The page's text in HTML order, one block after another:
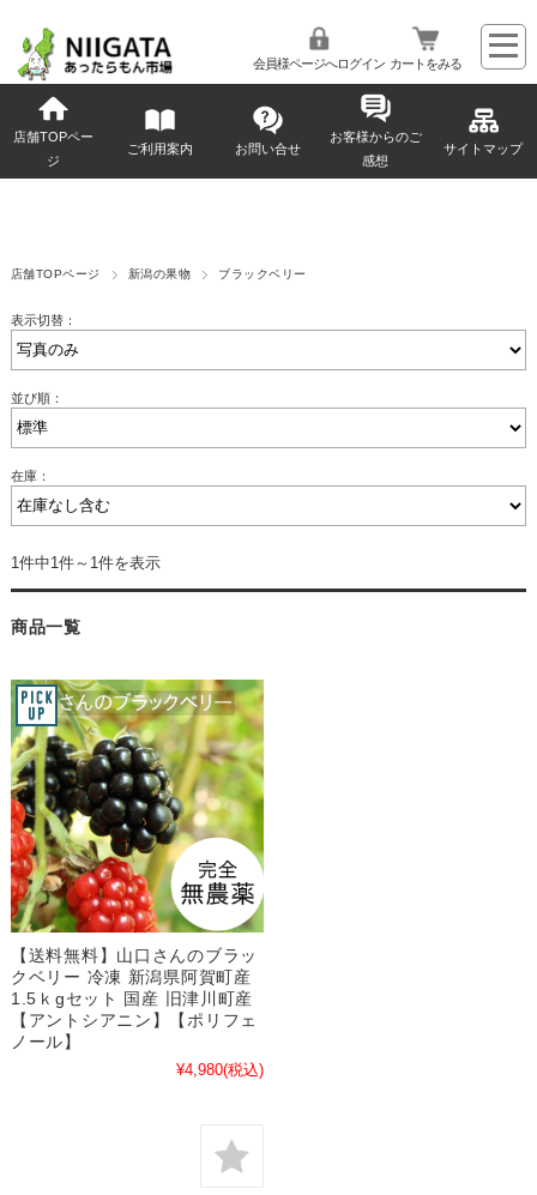
会員様ページへログイン カートをみる
店舗TOPペー
ジ
ご利用案内 お問い合せ
お客様からのご
感想
サイトマップ
店舗TOPページ 新潟の果物 ブラックベリー
表示切替：
並び順：
在庫：
1件中1件～1件を表示
商品一覧
【送料無料】山口さんのブラッ
クベリー 冷凍 新潟県阿賀町産
1.5ｋgセット 国産 旧津川町産
【アントシアニン】【ポリフェ
ノール】
¥4,980(税込)